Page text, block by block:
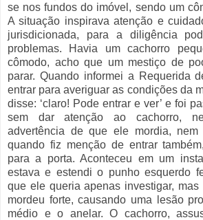
se nos fundos do imóvel, sendo um
A situação inspirava atenção e
jurisdicionada, para a diligência
problemas. Havia um cachorro
cômodo, acho que um mestiço de
parar. Quando informei a Requerida
entrar para averiguar as condições da
disse: ‘claro! Pode entrar e ver’ e foi
sem dar atenção ao cachorro,
advertência de que ele mordia,
quando fiz menção de entrar
para a porta. Aconteceu em um
estava e estendi o punho esquerdo
que ele queria apenas investigar,
mordeu forte, causando uma lesão
médio e o anelar. O cachorro,